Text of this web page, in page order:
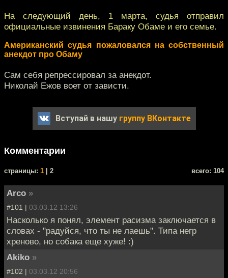
На следующий день, 1 марта, судья отправил
официальные извинения Бараку Обаме и его семье.
Американский судья пожаловался на собственный
анекдот про Обаму
Сам себя репрессировал за анекдот.
Николай Ежов воет от зависти.
Вступай в нашу группу ВКонтакте
Комментарии
cтраницы: 1 | 2 всего: 104
Arco »
#101 | 03.03.12 13:26
Насколько я понял, элемент расизма заключается в
словах - "радуйся, что ты не лаешь". Типа негр
хреново, но собака еще хуже! :)
Akiko »
#102 | 03.03.12 20:56